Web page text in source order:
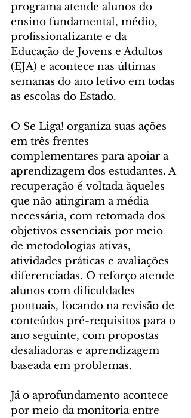
programa atende alunos do
ensino fundamental, médio,
profissionalizante e da
Educação de Jovens e Adultos
(EJA) e acontece nas últimas
semanas do ano letivo em todas
as escolas do Estado.
O Se Liga! organiza suas ações
em três frentes
complementares para apoiar a
aprendizagem dos estudantes. A
recuperação é voltada àqueles
que não atingiram a média
necessária, com retomada dos
objetivos essenciais por meio
de metodologias ativas,
atividades práticas e avaliações
diferenciadas. O reforço atende
alunos com dificuldades
pontuais, focando na revisão de
conteúdos pré-requisitos para o
ano seguinte, com propostas
desafiadoras e aprendizagem
baseada em problemas.
Já o aprofundamento acontece
por meio da monitoria entre